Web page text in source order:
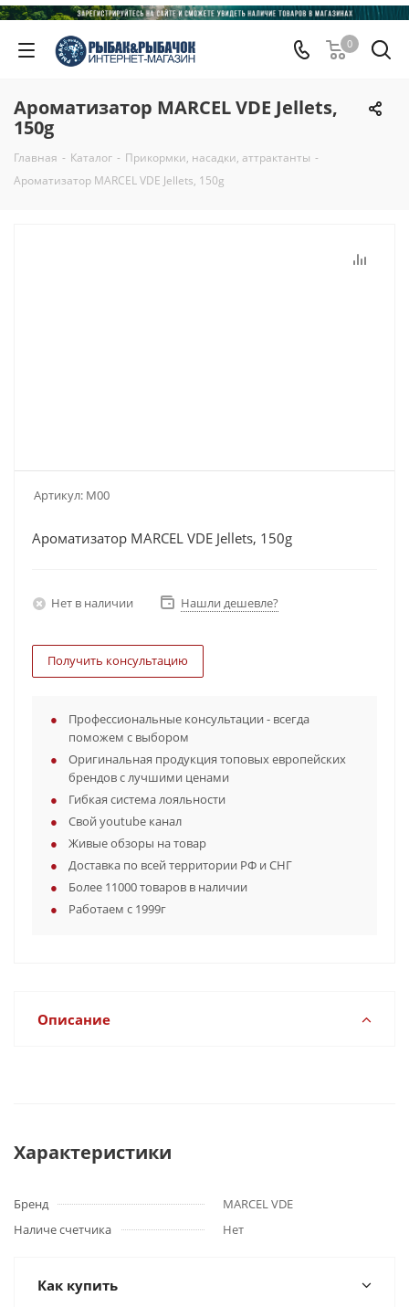
0
Ароматизатор MARCEL VDE Jellets,
150g
Главная - Каталог - Прикормки, насадки, аттрактанты -
Ароматизатор MARCEL VDE Jellets, 150g
Артикул: M00
Ароматизатор MARCEL VDE Jellets, 150g
Нет в наличии Нашли дешевле?
Получить консультацию
Профессиональные консультации - всегда
поможем с выбором
Оригинальная продукция топовых европейских
брендов с лучшими ценами
Гибкая система лояльности
Свой youtube канал
Живые обзоры на товар
Доставка по всей территории РФ и СНГ
Более 11000 товаров в наличии
Работаем с 1999г
Описание
Характеристики
Бренд
MARCEL VDE
Наличе счетчика
Нет
Как купить